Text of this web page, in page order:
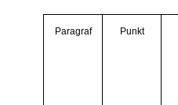
Paragraf Punkt